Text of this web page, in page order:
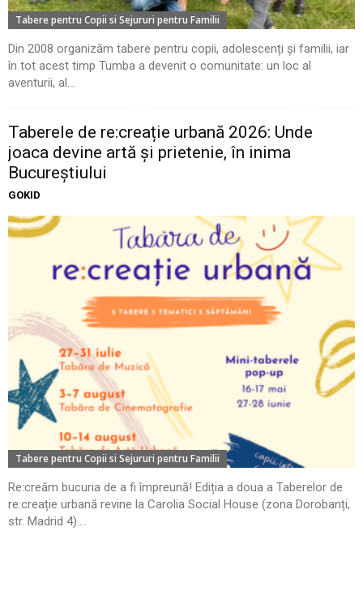
Tabere pentru Copii si Sejururi pentru Familii
Din 2008 organizăm tabere pentru copii, adolescenți și familii, iar
în tot acest timp Tumba a devenit o comunitate: un loc al
aventurii, al...
Taberele de re:creație urbană 2026: Unde
joaca devine artă și prietenie, în inima
Bucureștiului
GOKID
Tabere pentru Copii si Sejururi pentru Familii
Re:creăm bucuria de a fi împreună! Ediția a doua a Taberelor de
re:creație urbană revine la Carolia Social House (zona Dorobanți,
str. Madrid 4)....